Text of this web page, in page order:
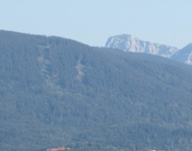
springen